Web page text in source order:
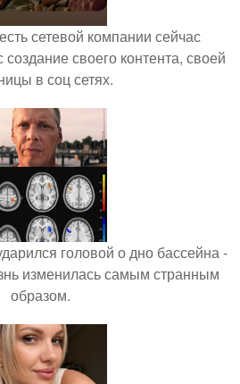
сетевой компании сейчас
своего контента, своей
в соц сетях.
головой о дно бассейна -
изменилась самым странным
образом.